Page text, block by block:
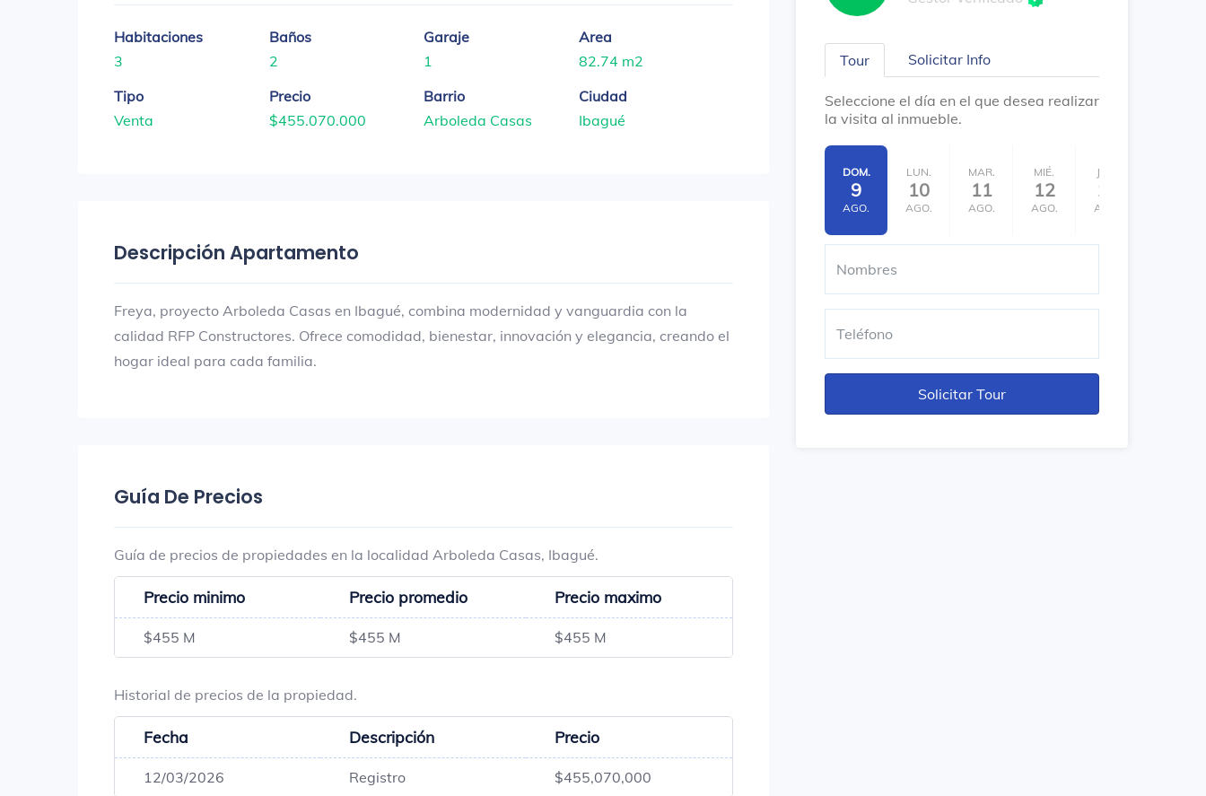
Habitaciones
3
Baños
2
Garaje
1
Area
82.74 m2
Tipo
Venta
Precio
$455.070.000
Barrio
Arboleda Casas
Ciudad
Ibagué
Descripción Apartamento
Freya, proyecto Arboleda Casas en Ibagué, combina modernidad y vanguardia con la
calidad RFP Constructores. Ofrece comodidad, bienestar, innovación y elegancia, creando el
hogar ideal para cada familia.
Guía De Precios
Guía de precios de propiedades en la localidad Arboleda Casas, Ibagué.
Precio minimo Precio promedio Precio maximo
$455 M $455 M $455 M
Historial de precios de la propiedad.
Fecha Descripción Precio
12/03/2026 Registro $455,070,000
Tour Solicitar Info
Seleccione el día en el que desea realizar
la visita al inmueble.
DOM.
9
AGO.
LUN.
10
AGO.
MAR.
11
AGO.
MIÉ.
12
AGO.
JUE.
13
AGO.